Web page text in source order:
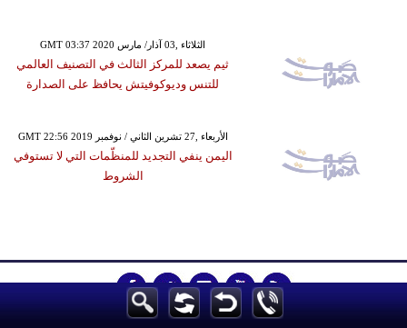
GMT 03:37 2020 الثلاثاء ,03 آذار/ مارس
ثيم يصعد للمركز الثالث في التصنيف العالمي
للتنس وديوكوفيتش يحافظ على الصدارة
GMT 22:56 2019 الأربعاء ,27 تشرين الثاني / نوفمبر
اليمن ينفي التجديد للمنظّمات التي لا تستوفي
الشروط